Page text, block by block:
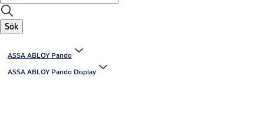
Sök
ASSA ABLOY Pando
ASSA ABLOY Pando Display